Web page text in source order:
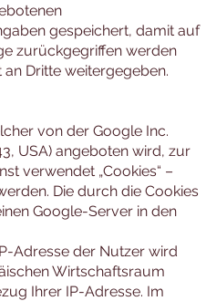
gespeichert, damit auf
zurückgegriffen werden
an Dritte weitergegeben.
von der Google Inc.
USA) angeboten wird, zur
verwendet „Cookies“ –
Die durch die Cookies
Google-Server in den
Adresse der Nutzer wird
Wirtschaftsraum
Ihrer IP-Adresse. Im